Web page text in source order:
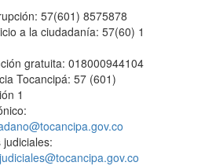
57(601) 8575878
a la ciudadanía: 57(60) 1
gratuita: 018000944104
Tocancipá: 57 (601)
1
judiciales: